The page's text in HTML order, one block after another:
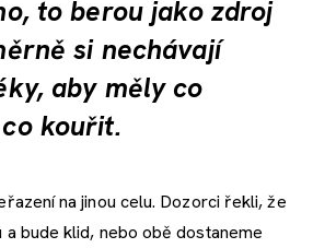
to berou jako zdroj
si nechávají
aby měly co
kouřit.
na jinou celu. Dozorci řekli, že
bude klid, nebo obě dostaneme